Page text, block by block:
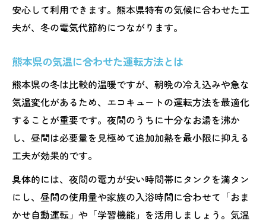
冬のエコキュート故障リスクを減らすコツ
配管やタンクのメンテナンス習慣を見直す
安心して利用できます。熊本県特有の気候に合わせた工
夫が、冬の電気代節約につながります。
熊本県の気温に合わせた運転方法とは
熊本県の冬は比較的温暖ですが、朝晩の冷え込みや急な
気温変化があるため、エコキュートの運転方法を最適化
することが重要です。夜間のうちに十分なお湯を沸か
し、昼間は必要量を見極めて追加加熱を最小限に抑える
工夫が効果的です。
具体的には、夜間の電力が安い時間帯にタンクを満タン
にし、昼間の使用量や家族の入浴時間に合わせて「おま
かせ自動運転」や「学習機能」を活用しましょう。気温